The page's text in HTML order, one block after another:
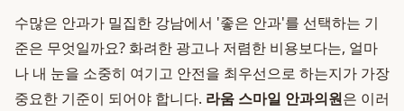
수많은 안과가 밀집한 강남에서 '좋은 안과'를 선택하는 기
준은 무엇일까요? 화려한 광고나 저렴한 비용보다는, 얼마
나 내 눈을 소중히 여기고 안전을 최우선으로 하는지가 가장
중요한 기준이 되어야 합니다. 라움 스마일 안과의원은 이러